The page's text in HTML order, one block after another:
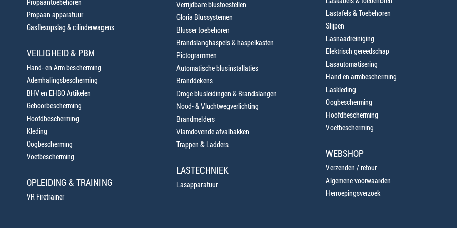
Propaan apparatuur
Gasflesopslag & cilinderwagens
VEILIGHEID & PBM
Hand- en Arm bescherming
Ademhalingsbescherming
BHV en EHBO Artikelen
Gehoorbescherming
Hoofdbescherming
Kleding
Oogbescherming
Voetbescherming
OPLEIDING & TRAINING
VR Firetrainer
Verrijdbare blustoestellen
Gloria Blussystemen
Blusser toebehoren
Brandslanghaspels & haspelkasten
Pictogrammen
Automatische blusinstallaties
Branddekens
Droge blusleidingen & Brandslangen
Nood- & Vluchtwegverlichting
Brandmelders
Vlamdovende afvalbakken
Trappen & Ladders
LASTECHNIEK
Lasapparatuur
Lastafels & Toebehoren
Slijpen
Lasnaadreiniging
Elektrisch gereedschap
Lasautomatisering
Hand en armbescherming
Laskleding
Oogbescherming
Hoofdbescherming
Voetbescherming
WEBSHOP
Verzenden / retour
Algemene voorwaarden
Herroepingsverzoek